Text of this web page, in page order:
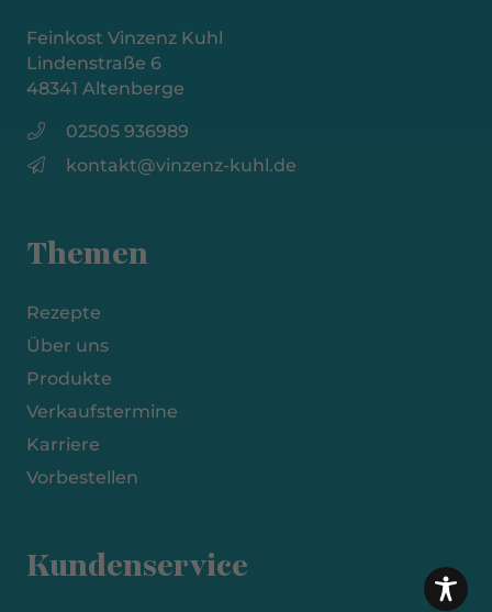
Feinkost Vinzenz Kuhl
Lindenstraße 6
48341 Altenberge
02505 936989
kontakt@vinzenz-kuhl.de
Themen
Rezepte
Über uns
Produkte
Verkaufstermine
Karriere
Vorbestellen
Kundenservice